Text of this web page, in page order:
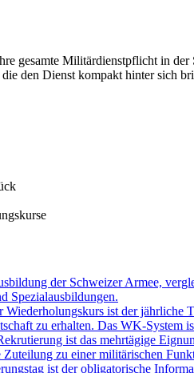
gesamte Militärdienstpflicht in
den Dienst kompakt hinter sich
der Schweizer Armee,
Spezialausbildungen.
Wiederholungskurs ist der jährliche
zu erhalten. Das WK-System
ist das mehrtägige
zu einer militärischen
ist der obligatorische